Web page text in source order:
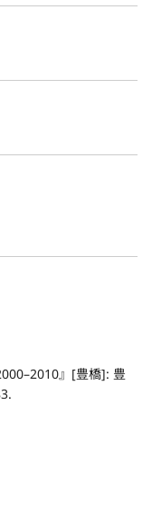
』[豊橋]: 豊